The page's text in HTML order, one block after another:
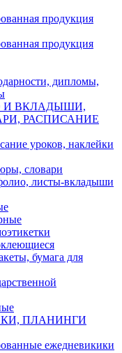
продукция
продукция
дипломы,
И ВКЛАДЫШИ,
РАСПИСАНИЕ
уроков, наклейки
словари
листы-вкладыши
бумага для
ПЛАНИНГИ
ежедневикики